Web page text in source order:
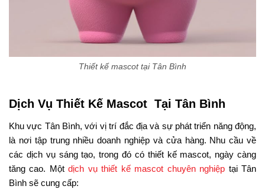
Thiết kế mascot tại Tân Bình
Dịch Vụ Thiết Kế Mascot Tại Tân Bình
Khu vực Tân Bình, với vị trí đắc địa và sự phát triển năng động,
là nơi tập trung nhiều doanh nghiệp và cửa hàng. Nhu cầu về
các dịch vụ sáng tạo, trong đó có thiết kế mascot, ngày càng
tăng cao. Mộtdịch vụ thiết kế mascot chuyên nghiệp tại Tân
Bình sẽ cung cấp: